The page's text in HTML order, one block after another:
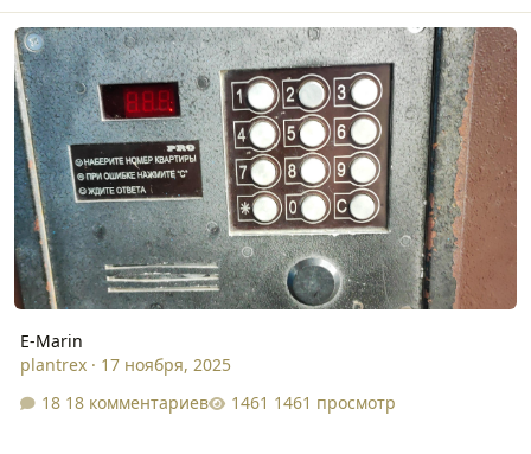
E-Marin
E-Marin
plantrex· 17 ноября, 2025
18 комментариев
1461 просмотр